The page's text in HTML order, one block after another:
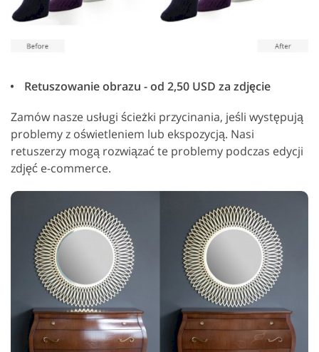
Retuszowanie obrazu - od 2,50 USD za zdjęcie
Zamów nasze usługi ścieżki przycinania, jeśli występują
problemy z oświetleniem lub ekspozycją. Nasi
retuszerzy mogą rozwiązać te problemy podczas edycji
zdjęć e-commerce.